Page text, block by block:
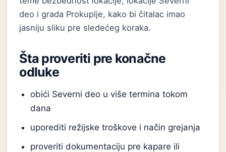
deo i grada Prokuplje, kako bi čitalac imao
jasniju sliku pre sledećeg koraka.
Šta proveriti pre konačne
odluke
obići Severni deo u više termina tokom
dana
uporediti režijske troškove i način grejanja
proveriti dokumentaciju pre kapare ili